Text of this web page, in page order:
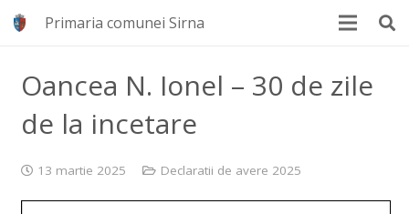
Primaria comunei Sirna
Oancea N. Ionel – 30 de zile
de la incetare
13 martie 2025 Declaratii de avere 2025